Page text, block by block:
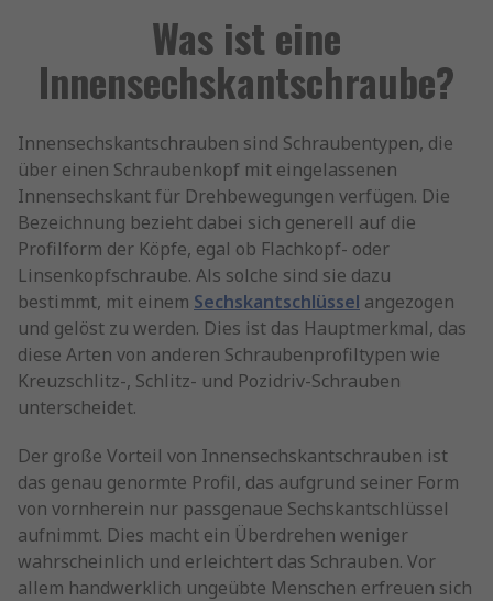
Was ist eine
Innensechskantschraube?
Innensechskantschrauben sind Schraubentypen, die
über einen Schraubenkopf mit eingelassenen
Innensechskant für Drehbewegungen verfügen. Die
Bezeichnung bezieht dabei sich generell auf die
Profilform der Köpfe, egal ob Flachkopf- oder
Linsenkopfschraube. Als solche sind sie dazu
bestimmt, mit einem Sechskantschlüssel angezogen
und gelöst zu werden. Dies ist das Hauptmerkmal, das
diese Arten von anderen Schraubenprofiltypen wie
Kreuzschlitz-, Schlitz- und Pozidriv-Schrauben
unterscheidet.
Der große Vorteil von Innensechskantschrauben ist
das genau genormte Profil, das aufgrund seiner Form
von vornherein nur passgenaue Sechskantschlüssel
aufnimmt. Dies macht ein Überdrehen weniger
wahrscheinlich und erleichtert das Schrauben. Vor
allem handwerklich ungeübte Menschen erfreuen sich